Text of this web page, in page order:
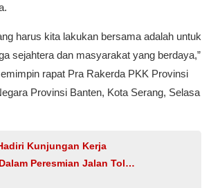
harus kita lakukan bersama adalah untuk
sejahtera dan masyarakat yang berdaya,”
rapat Pra Rakerda PKK Provinsi
Provinsi Banten, Kota Serang, Selasa
Kunjungan Kerja
Peresmian Jalan Tol